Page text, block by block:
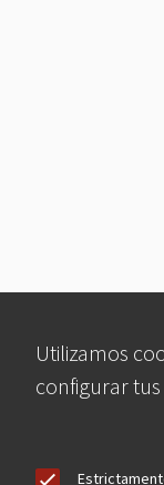
Utilizamos
configurar